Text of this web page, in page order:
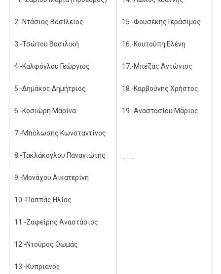
2.-Ντάσιος Βασίλειος
3.-Τσώτου Βασιλική
4.-Καλφόγλου Γεώργιος
5.-Δημάκος Δημήτριος
6.-Κοσιώρη Μαρίνα
7.-Μπόλωσης Κωνσταντίνος
8.-Τακλάκογλου Παναγιώτης
9.-Μονάχου Αικατερίνη
10.-Παππάς Ηλίας
11.-Ζαφείρης Αναστάσιος
12.-Ντούρος Θωμάς
13.-Κυπριανός
15.-Φουσέκης Γεράσιμος
16.-Κουτούπη Ελένη
17.-Μπέζας Αντώνιος
18.-Καρβούνης Χρήστος
19.-Αναστασίου Μάριος